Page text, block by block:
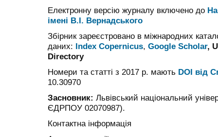
Електронну версію журналу включено до
імені В.І. Вернадського
Збірник зареєстровано в міжнародних
даних: Index Copernicus, Google Scholar,
Directory
Номери та статті з 2017 р. мають DOI від
10.30970
Засновник: Львівський національний
ЄДРПОУ 02070987).
Контактна інформація